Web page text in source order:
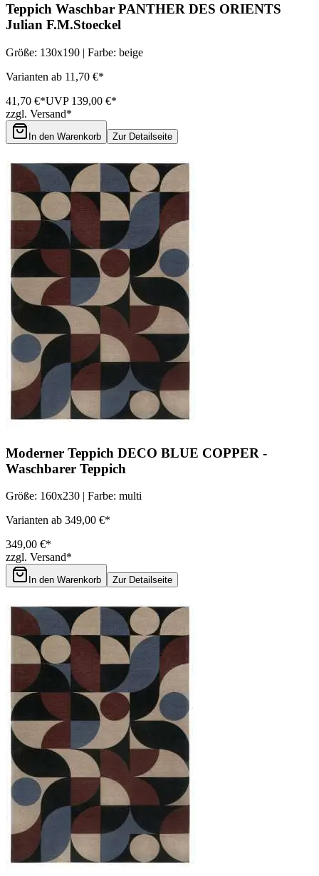
Teppich Waschbar PANTHER DES ORIENTS
Julian F.M.Stoeckel
Größe: 130x190 | Farbe: beige
Varianten ab 11,70 €*
41,70 €*UVP 139,00 €*
zzgl. Versand*
In den Warenkorb Zur Detailseite
Moderner Teppich DECO BLUE COPPER -
Waschbarer Teppich
Größe: 160x230 | Farbe: multi
Varianten ab 349,00 €*
349,00 €*
zzgl. Versand*
In den Warenkorb Zur Detailseite